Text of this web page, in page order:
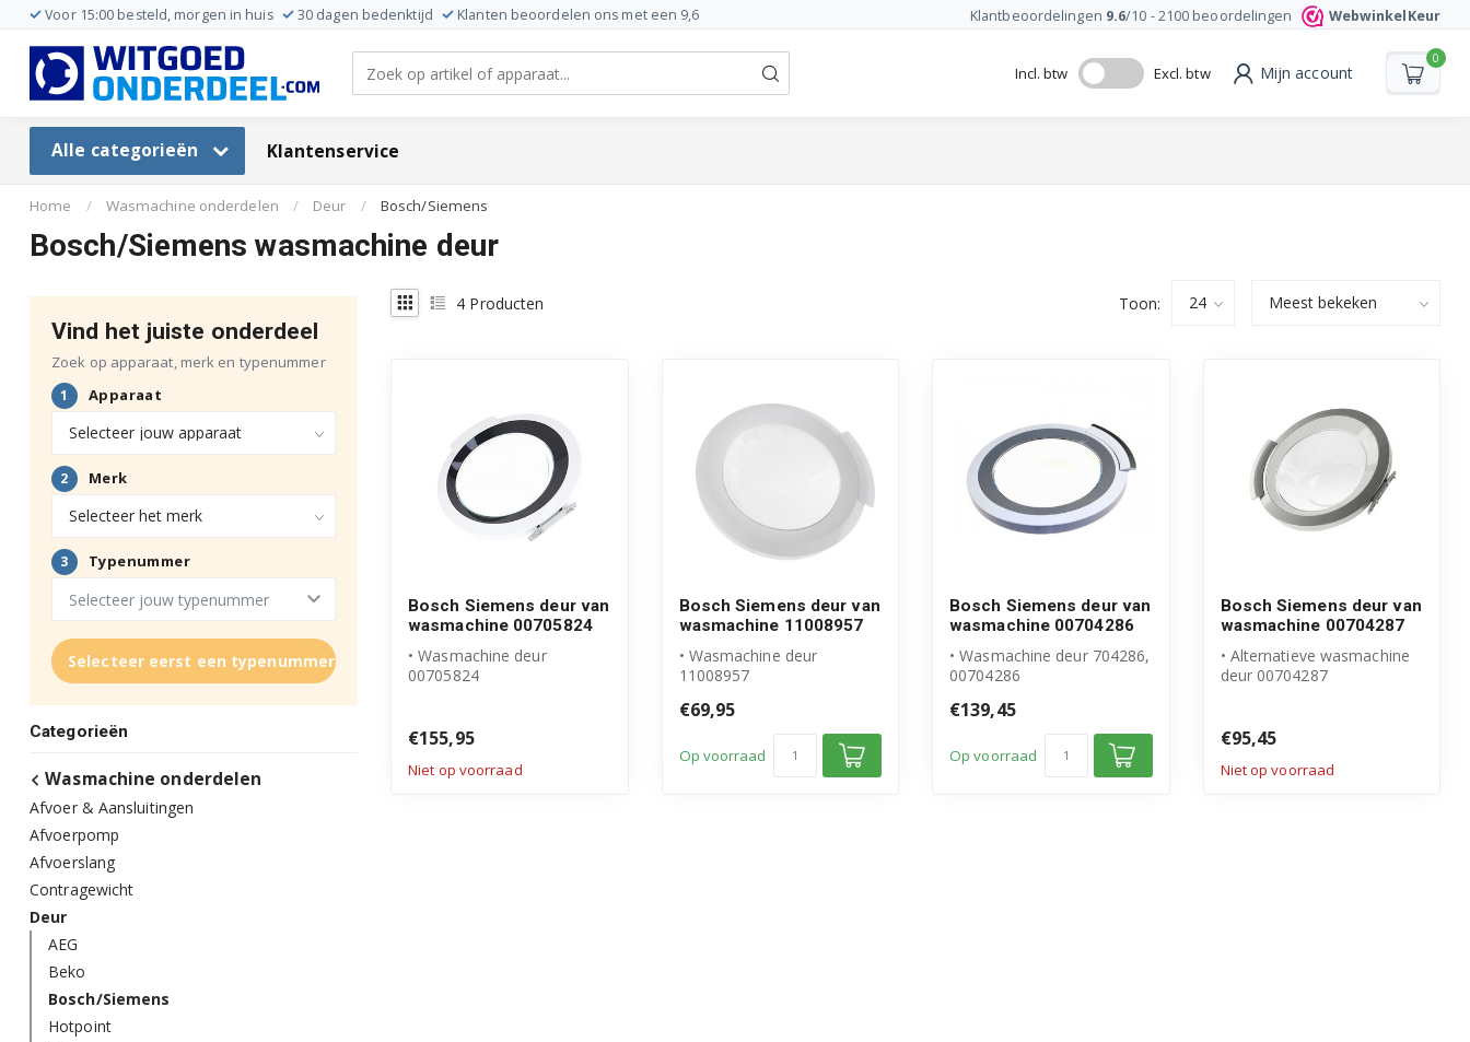
Voor 15:00 besteld, morgen in huis 30 dagen bedenktijd Klanten beoordelen ons met een 9,6 Klantbeoordelingen 9.6/10 -2100 beoordelingen WebwinkelKeur
Incl. btw Excl. btw Mijn account
0
Alle categorieën Klantenservice
Home / Wasmachine onderdelen / Deur / Bosch/Siemens
Bosch/Siemens wasmachine deur
Vind het juiste onderdeel
Zoek op apparaat, merk en typenummer
Selecteer eerst een typenummer
Categorieën
Wasmachine onderdelen
Afvoer & Aansluitingen
Afvoerpomp
Afvoerslang
Contragewicht
Deur
AEG
Beko
Bosch/Siemens
Hotpoint
4 Producten Toon:
Bosch Siemens deur van
wasmachine 00705824
• Wasmachine deur
00705824
schar...
€155,95
Niet op voorraad
Bosch Siemens deur van
wasmachine 11008957
• Wasmachine deur
11008957
product
• Deur incl. scha...
€69,95
Op voorraad
Bosch Siemens deur van
wasmachine 00704286
• Wasmachine deur 704286,
00704286
product
€139,45
Op voorraad
Bosch Siemens deur van
wasmachine 00704287
• Alternatieve wasmachine
deur 00704287
• Plasti...
€95,45
Niet op voorraad